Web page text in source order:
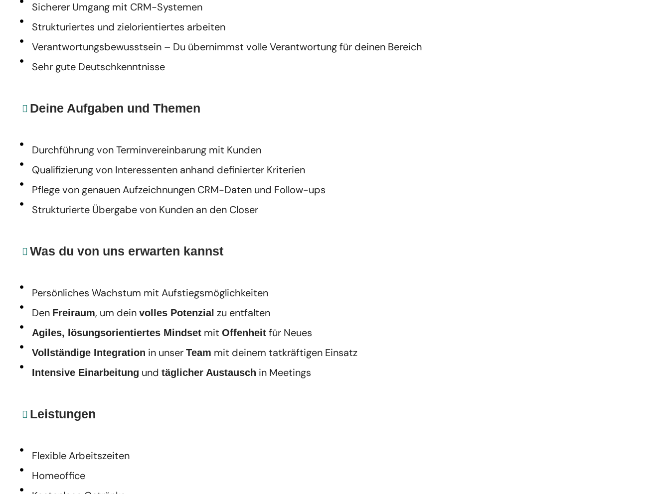
Sicherer Umgang mit CRM-Systemen
Strukturiertes und zielorientiertes arbeiten
Verantwortungsbewusstsein – Du übernimmst volle Verantwortung für deinen Bereich
Sehr gute Deutschkenntnisse
Deine Aufgaben und Themen
Durchführung von Terminvereinbarung mit Kunden
Qualifizierung von Interessenten anhand definierter Kriterien
Pflege von genauen Aufzeichnungen CRM-Daten und Follow-ups
Strukturierte Übergabe von Kunden an den Closer
Was du von uns erwarten kannst
Persönliches Wachstum mit Aufstiegsmöglichkeiten
Den Freiraum, um dein volles Potenzial zu entfalten
Agiles, lösungsorientiertes Mindsetmit Offenheitfür Neues
Vollständige Integration in unser Team mit deinem tatkräftigen Einsatz
Intensive Einarbeitung und täglicher Austausch in Meetings
Leistungen
Flexible Arbeitszeiten
Homeoffice